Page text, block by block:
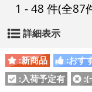
1 - 48 件(全87
詳細表示
:新商品 :おす
:入荷予定有
:(